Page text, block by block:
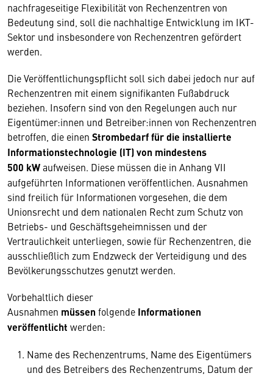
nachfrageseitige Flexibilität von Rechenzentren von
Bedeutung sind, soll die nachhaltige Entwicklung im IKT-
Sektor und insbesondere von Rechenzentren gefördert
werden.
Die Veröffentlichungspflicht soll sich dabei jedoch nur auf
Rechenzentren mit einem signifikanten Fußabdruck
beziehen. Insofern sind von den Regelungen auch nur
Eigentümer:innen und Betreiber:innen von Rechenzentren
betroffen, die einen Strombedarf für die installierte
Informationstechnologie (IT) von mindestens
500 kWaufweisen. Diese müssen die in Anhang VII
aufgeführten Informationen veröffentlichen. Ausnahmen
sind freilich für Informationen vorgesehen, die dem
Unionsrecht und dem nationalen Recht zum Schutz von
Betriebs- und Geschäftsgeheimnissen und der
Vertraulichkeit unterliegen, sowie für Rechenzentren, die
ausschließlich zum Endzweck der Verteidigung und des
Bevölkerungsschutzes genutzt werden.
Vorbehaltlich dieser
Ausnahmen müssen folgende Informationen
veröffentlicht werden:
Name des Rechenzentrums, Name des Eigentümers
und des Betreibers des Rechenzentrums, Datum der